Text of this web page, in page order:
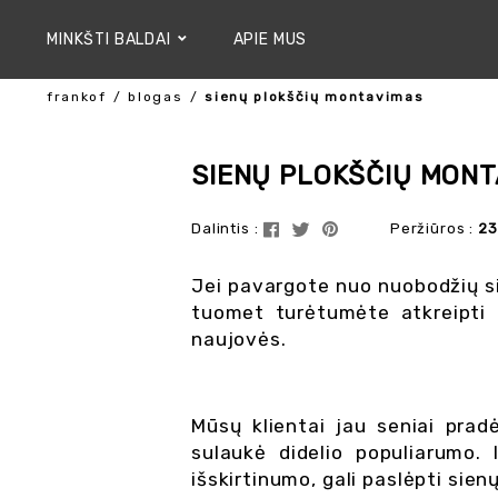
MINKŠTI BALDAI APIE MUS
frankof blogas sienų plokščių montavimas
SIENŲ PLOKŠČIŲ
Dalintis : Peržiūros :
Jei pavargote nuo nuobodžių
tuomet turėtumėte atkreipti
naujovės.
Mūsų klientai jau seniai
sulaukė didelio
išskirtinumo, gali paslėpti